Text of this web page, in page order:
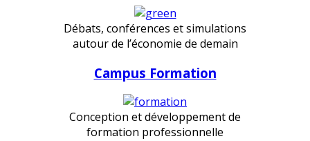
Débats, conférences et simulations
autour de l’économie de demain
Campus Formation
Conception et développement de
formation professionnelle